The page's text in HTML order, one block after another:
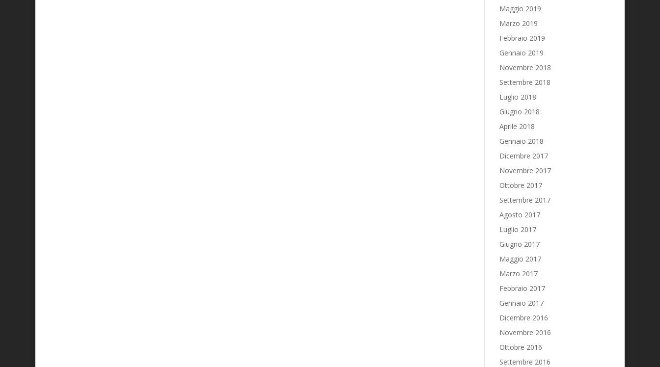
Maggio 2019
Marzo 2019
Febbraio 2019
Gennaio 2019
Novembre 2018
Settembre 2018
Luglio 2018
Giugno 2018
Aprile 2018
Gennaio 2018
Dicembre 2017
Novembre 2017
Ottobre 2017
Settembre 2017
Agosto 2017
Luglio 2017
Giugno 2017
Maggio 2017
Marzo 2017
Febbraio 2017
Gennaio 2017
Dicembre 2016
Novembre 2016
Ottobre 2016
Settembre 2016